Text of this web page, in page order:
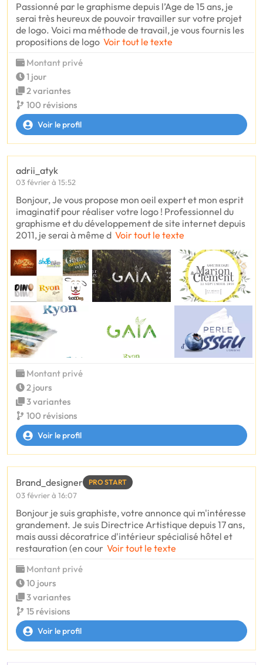
Passionné par le graphisme depuis l’Age de 15 ans, je
serai très heureux de pouvoir travailler sur votre projet
de logo. Voici ma méthode de travail, je vous fournis les
propositions de logo Voir tout le texte
Montant privé
1 jour
2 variantes
100 révisions
Voir le profil
adrii_atyk
03 février à 15:52
Bonjour, Je vous propose mon oeil expert et mon esprit
imaginatif pour réaliser votre logo ! Professionnel du
graphisme et du développement de site internet depuis
2011, je serai à même d Voir tout le texte
Montant privé
2 jours
3 variantes
100 révisions
Voir le profil
Brand_designer PRO START
03 février à 16:07
Bonjour je suis graphiste, votre annonce qui m'intéresse
grandement. Je suis Directrice Artistique depuis 17 ans,
mais aussi décoratrice d'intérieur spécialisé hôtel et
restauration (en cour Voir tout le texte
Montant privé
10 jours
3 variantes
15 révisions
Voir le profil